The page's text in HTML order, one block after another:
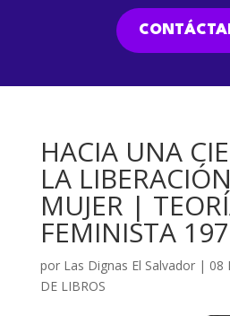
HACIA UNA
LA
MUJER |
FEMINISTA
por Las Dignas El Salvador| 08
DE LIBROS